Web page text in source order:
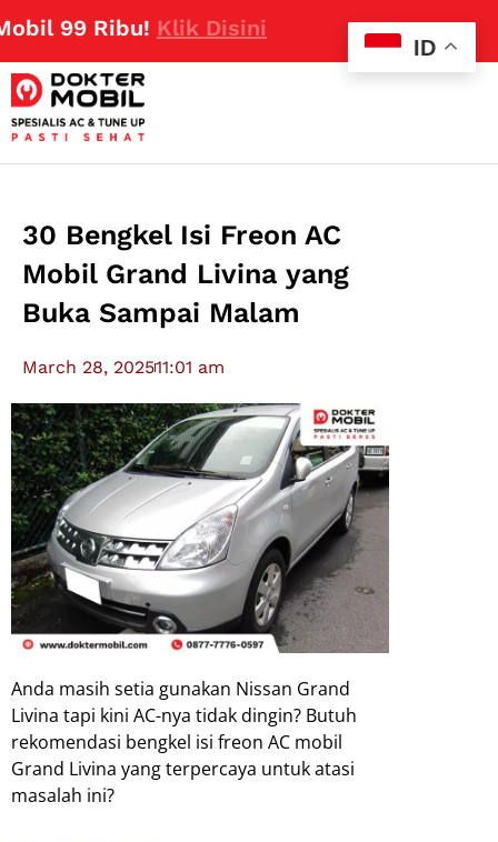
Ribu! Klik Disini
30 Bengkel Isi Freon AC
Mobil Grand Livina yang
Buka Sampai Malam
March 28, 202511:01 am
Anda masih setia gunakan Nissan Grand
Livina tapi kini AC-nya tidak dingin? Butuh
rekomendasi bengkel isi freon AC mobil
Grand Livina yang terpercaya untuk atasi
masalah ini?
ID